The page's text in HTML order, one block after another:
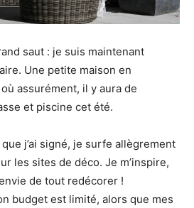
saut : je suis maintenant
Une petite maison en
assurément, il y aura de
et piscine cet été.
j’ai signé, je surfe allègrement
les sites de déco. Je m’inspire,
de tout redécorer !
budget est limité, alors que mes